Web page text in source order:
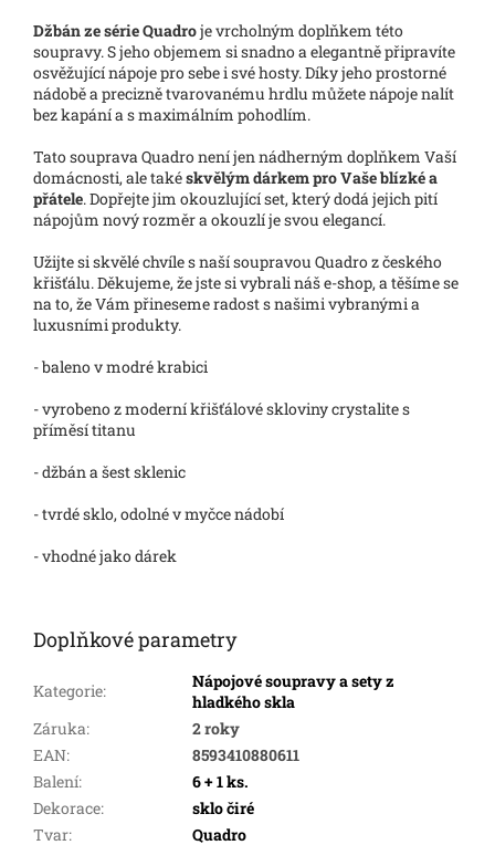
Džbán ze série Quadroje vrcholným doplňkem této
soupravy. S jeho objemem si snadno a elegantně připravíte
osvěžující nápoje pro sebe i své hosty. Díky jeho prostorné
nádobě a precizně tvarovanému hrdlu můžete nápoje nalít
bez kapání a s maximálním pohodlím.
Tato souprava Quadro není jen nádherným doplňkem Vaší
domácnosti, ale takéskvělým dárkem pro Vaše blízké a
přátele. Dopřejte jim okouzlující set, který dodá jejich pití
nápojům nový rozměr a okouzlí je svou elegancí.
Užijte si skvělé chvíle s naší soupravou Quadro z českého
křišťálu. Děkujeme, že jste si vybrali náš e-shop, a těšíme se
na to, že Vám přineseme radost s našimi vybranými a
luxusními produkty.
- baleno v modré krabici
- vyrobeno z moderní křišťálové skloviny crystalite s
příměsí titanu
- džbán a šest sklenic
- tvrdé sklo, odolné v myčce nádobí
- vhodné jako dárek
Doplňkové parametry
Kategorie:
Nápojové soupravy a sety z
hladkého skla
Záruka:
2 roky
EAN:
8593410880611
Balení:
6 + 1 ks.
Dekorace:
sklo čiré
Tvar:
Quadro